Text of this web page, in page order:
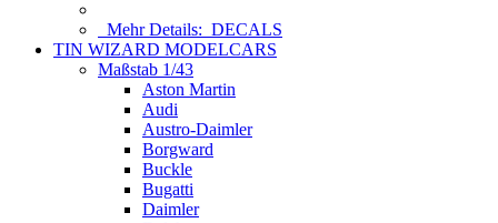
Mehr Details: DECALS
TIN WIZARD MODELCARS
Maßstab 1/43
Aston Martin
Audi
Austro-Daimler
Borgward
Buckle
Bugatti
Daimler